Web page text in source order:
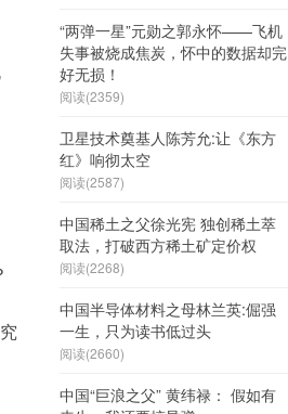
“两弹一星”元勋之郭永怀——飞机
失事被烧成焦炭，怀中的数据却完
好无损！
阅读(2359)
卫星技术奠基人陈芳允:让《东方
红》响彻太空
阅读(2587)
中国稀土之父徐光宪 独创稀土萃
取法，打破西方稀土矿定价权
阅读(2268)
中国半导体材料之母林兰英:倔强
一生，只为读书低过头
阅读(2660)
中国“巨浪之父” 黄纬禄： 假如有